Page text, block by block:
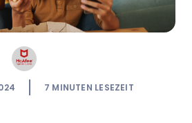
7 MINUTEN LESEZEIT